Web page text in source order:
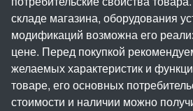
складе магазина, оборудования
модификаций возможна его
цене. Перед покупкой
желаемых характеристик и
товаре, его основных
стоимости и наличии можно